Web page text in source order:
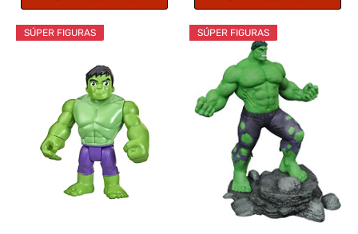
SÚPER FIGURAS SÚPER FIGURAS